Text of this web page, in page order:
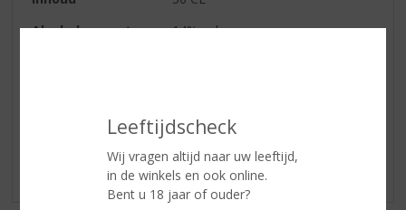
Leeftijdscheck
Wij vragen altijd naar uw leeftijd,
in de winkels en ook online.
Bent u 18 jaar of ouder?
Alcoholpercentage
14% vol
Er zijn nog geen reviews geplaatst voor dit product